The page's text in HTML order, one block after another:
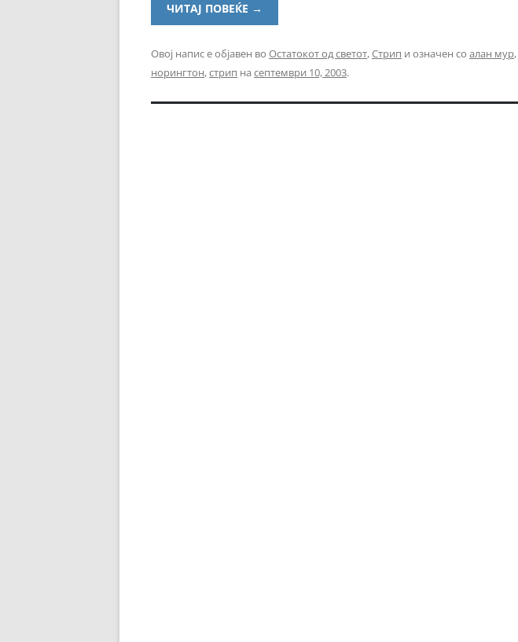
ЧИТАЈ ПОВЕЌЕ →
Овој напис е објавен во Остатокот од светот,Стрип и означен со алан мур,
норингтон,стрип на септември 10, 2003.